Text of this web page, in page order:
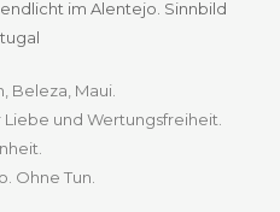
Beleza, Maui.
und Wertungsfreiheit.
Ohne Tun.